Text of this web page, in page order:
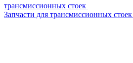
трансмиссионных стоек
Запчасти для трансмиссионных стоек